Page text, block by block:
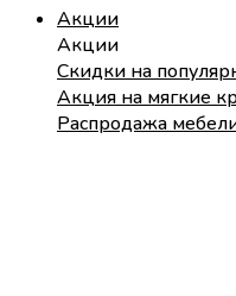
Акции
Акции
Скидки на
Акция на мягкие
Распродажа